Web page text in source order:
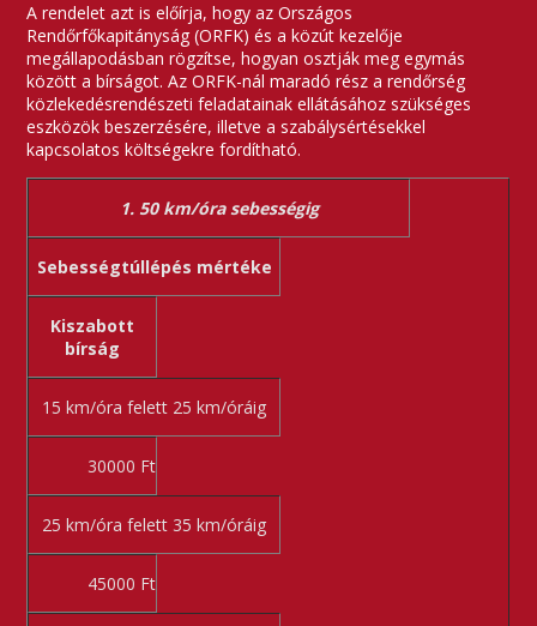
A rendelet azt is előírja, hogy az Országos
Rendőrfőkapitányság (ORFK) és a közút kezelője
megállapodásban rögzítse, hogyan osztják meg egymás
között a bírságot. Az ORFK-nál maradó rész a rendőrség
közlekedésrendészeti feladatainak ellátásához szükséges
eszközök beszerzésére, illetve a szabálysértésekkel
kapcsolatos költségekre fordítható.
1. 50 km/óra sebességig
Sebességtúllépés mértéke
Kiszabott
bírság
15 km/óra felett 25 km/óráig
30000 Ft
25 km/óra felett 35 km/óráig
45000 Ft